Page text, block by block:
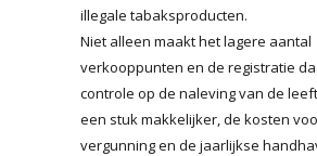
illegale tabaksproducten.
Niet alleen maakt het lagere aantal
verkooppunten en de registratie
controle op de naleving van de
een stuk makkelijker, de kosten
vergunning en de jaarlijkse